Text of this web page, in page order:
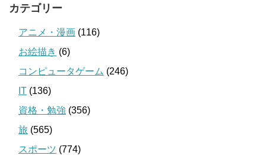
カテゴリー
アニメ・漫画 (116)
お絵描き (6)
コンピュータゲーム (246)
IT (136)
資格・勉強 (356)
旅 (565)
スポーツ (774)